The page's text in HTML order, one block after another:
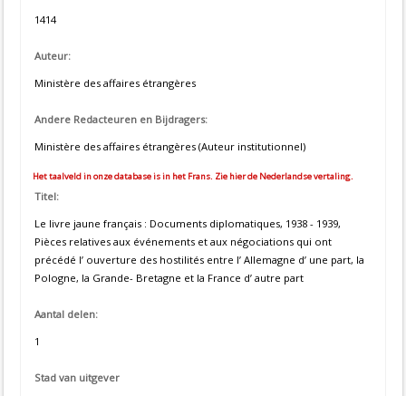
1414
Auteur:
Ministère des affaires étrangères
Andere Redacteuren en Bijdragers:
Ministère des affaires étrangères (Auteur institutionnel)
Het taalveld in onze database is in het Frans. Zie hier de Nederlandse vertaling.
Titel:
Le livre jaune français : Documents diplomatiques, 1938 - 1939,
Pièces relatives aux événements et aux négociations qui ont
précédé l’ ouverture des hostilités entre l’ Allemagne d’ une part, la
Pologne, la Grande- Bretagne et la France d’ autre part
Aantal delen:
1
Stad van uitgever